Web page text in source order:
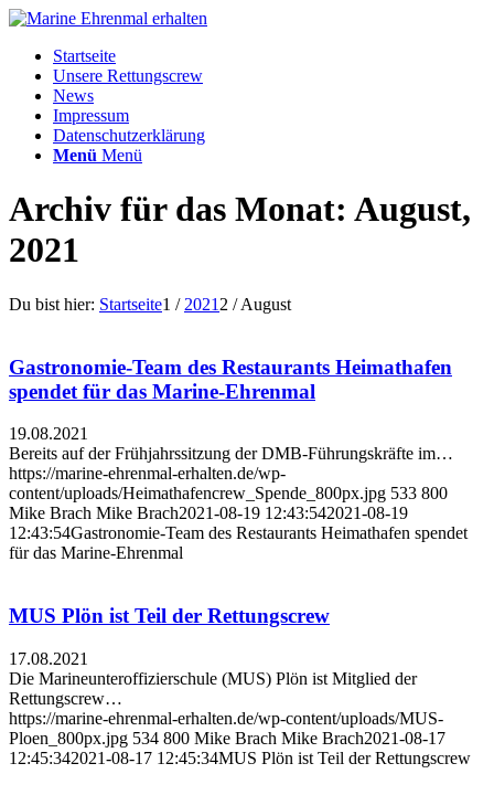
Startseite
Unsere Rettungscrew
News
Impressum
Datenschutzerklärung
Menü Menü
Archiv für das Monat: August,
2021
Du bist hier: Startseite1 / 2021 2 / August
Gastronomie-Team des Restaurants Heimathafen
spendet für das Marine-Ehrenmal
19.08.2021
Bereits auf der Frühjahrssitzung der DMB-Führungskräfte im…
https://marine-ehrenmal-erhalten.de/wp-
content/uploads/Heimathafencrew_Spende_800px.jpg 533 800
Mike Brach Mike Brach2021-08-19 12:43:542021-08-19
12:43:54Gastronomie-Team des Restaurants Heimathafen spendet
für das Marine-Ehrenmal
MUS Plön ist Teil der Rettungscrew
17.08.2021
Die Marineunteroffizierschule (MUS) Plön ist Mitglied der
Rettungscrew…
https://marine-ehrenmal-erhalten.de/wp-content/uploads/MUS-
Ploen_800px.jpg 534 800 Mike Brach Mike Brach2021-08-17
12:45:342021-08-17 12:45:34MUS Plön ist Teil der Rettungscrew